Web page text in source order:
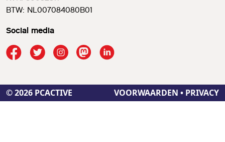
BTW: NL007084080B01
Social media
© 2026 PCACTIVE VOORWAARDEN • PRIVACY